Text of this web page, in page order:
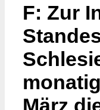
F: Zur
März